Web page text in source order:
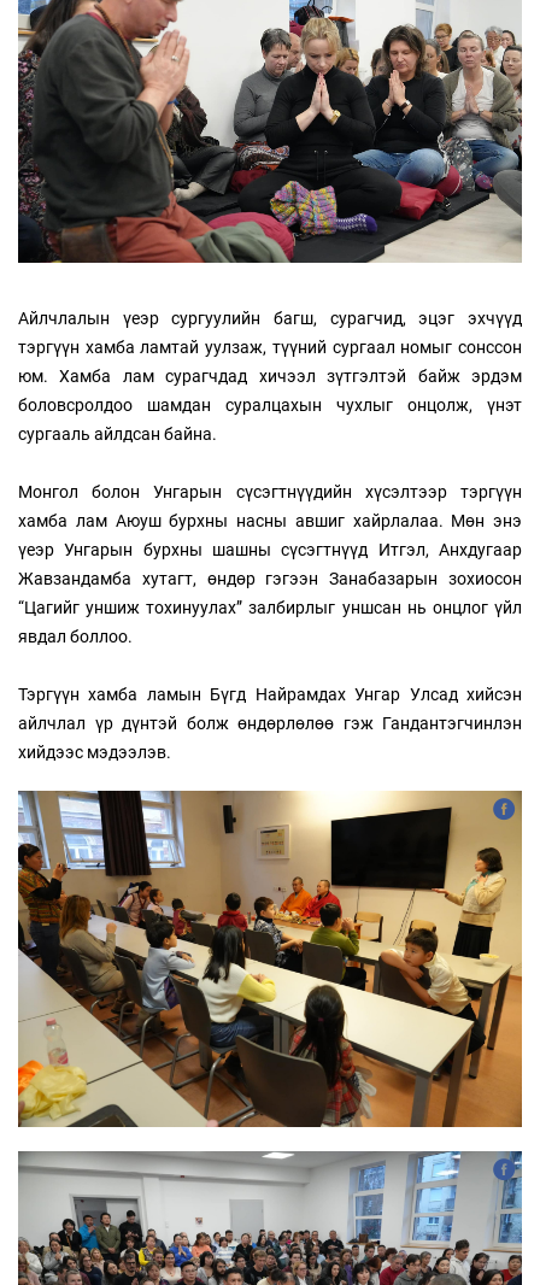
Айлчлалын үеэр сургуулийн багш, сурагчид, эцэг эхчүүд
тэргүүн хамба ламтай уулзаж, түүний сургаал номыг сонссон
юм. Хамба лам сурагчдад хичээл зүтгэлтэй байж эрдэм
боловсролдоо шамдан суралцахын чухлыг онцолж, үнэт
сургааль айлдсан байна.
Монгол болон Унгарын сүсэгтнүүдийн хүсэлтээр тэргүүн
хамба лам Аюуш бурхны насны авшиг хайрлалаа. Мөн энэ
үеэр Унгарын бурхны шашны сүсэгтнүүд Итгэл, Анхдугаар
Жавзандамба хутагт, өндөр гэгээн Занабазарын зохиосон
“Цагийг уншиж тохинуулах” залбирлыг уншсан нь онцлог үйл
явдал боллоо.
Тэргүүн хамба ламын Бүгд Найрамдах Унгар Улсад хийсэн
айлчлал үр дүнтэй болж өндөрлөлөө гэж Гандантэгчинлэн
хийдээс мэдээлэв.